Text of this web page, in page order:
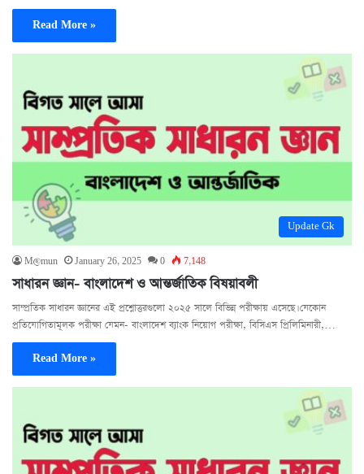
Read More »
Update Gk
M@mun January 26, 2025 0 7,148
সাধারন জ্ঞান- বাংলাদেশ ও আন্তর্জাতিক বিষয়াবলী
সাম্প্রতিক সাধারন জ্ঞানের এই প্রশ্নোত্তরগুলো ২০২৫ সালে বিভিন্ন পরীক্ষায় এসেছে। যেকোন
প্রতিযোগিতামূলক পরীক্ষা যেমন- বাংলাদেশ ব্যাংক নিয়োগ পরীক্ষা, বিসিএস প্রিলিমিনারী,…
Read More »